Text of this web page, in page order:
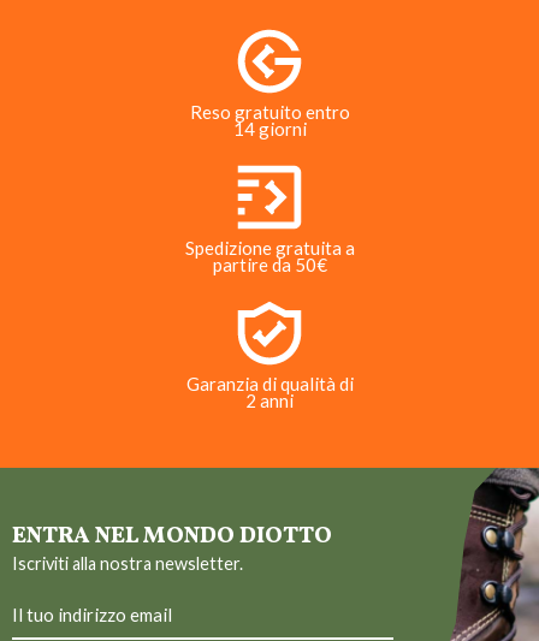
Reso gratuito entro
14 giorni
Spedizione gratuita a
partire da 50€
Garanzia di qualità di
2 anni
ENTRA NEL MONDO DIOTTO
Iscriviti alla nostra newsletter.